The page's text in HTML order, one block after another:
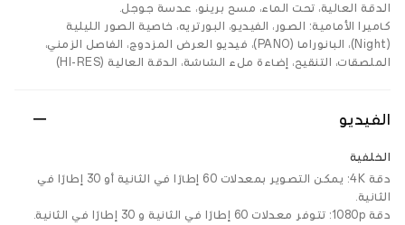
الدقة العالية، تحت الماء، مسح برينو، عدسة جوجل.
كاميرا الأمامية: الصور، الفيديو، البورتريه، خاصية الصور الليلية
(Night)، البانوراما (PANO)، فيديو العرض المزدوج، الفاصل الزمني،
الملصقات، التنقيح، إضاءة ملء الشاشة، الدقة العالية (HI-RES)
الفيديو
الخلفية
دقة 4K: يمكن التصوير بمعدلات 60 إطارًا في الثانية أو 30 إطارًا في
الثانية.
دقة 1080p: تتوفر معدلات 60 إطارًا في الثانية و 30 إطارًا في الثانية.